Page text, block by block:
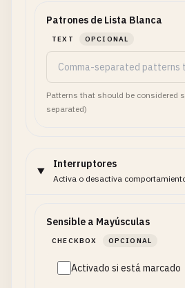
Patrones de Lista Blanca
TEXT OPCIONAL
Patterns that should be considered
separated)
Interruptores
Activa o desactiva
Sensible a Mayúsculas
CHECKBOX OPCIONAL
Activado si está marcado